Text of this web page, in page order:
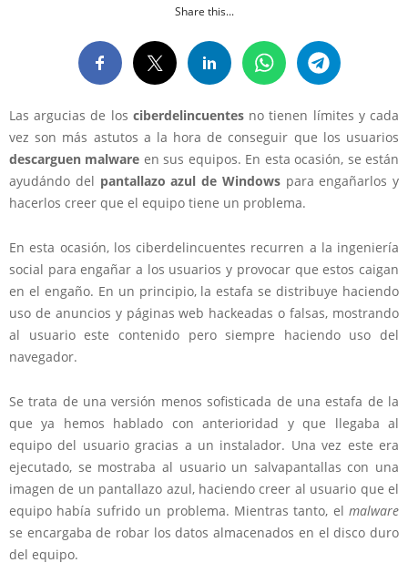
Share this...
Las argucias de los ciberdelincuentesno tienen límites y cada
vez son más astutos a la hora de conseguir que los usuarios
descarguen malware en sus equipos. En esta ocasión, se están
ayudándo del pantallazo azul de Windowspara engañarlos y
hacerlos creer que el equipo tiene un problema.
En esta ocasión, los ciberdelincuentes recurren a la ingeniería
social para engañar a los usuarios y provocar que estos caigan
en el engaño. En un principio, la estafa se distribuye haciendo
uso de anuncios y páginas web hackeadas o falsas, mostrando
al usuario este contenido pero siempre haciendo uso del
navegador.
Se trata de una versión menos sofisticada de una estafa de la
que ya hemos hablado con anterioridad y que llegaba al
equipo del usuario gracias a un instalador. Una vez este era
ejecutado, se mostraba al usuario un salvapantallas con una
imagen de un pantallazo azul, haciendo creer al usuario que el
equipo había sufrido un problema. Mientras tanto, el malware
se encargaba de robar los datos almacenados en el disco duro
del equipo.